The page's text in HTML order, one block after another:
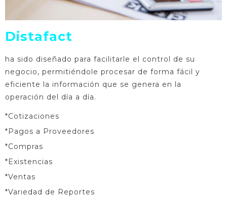
Distafact
ha sido diseñado para facilitarle el control de su
negocio, permitiéndole procesar de forma fácil y
eficiente la información que se genera en la
operación del día a día.
*Cotizaciones
*Pagos a Proveedores
*Compras
*Existencias
*Ventas
*Variedad de Reportes